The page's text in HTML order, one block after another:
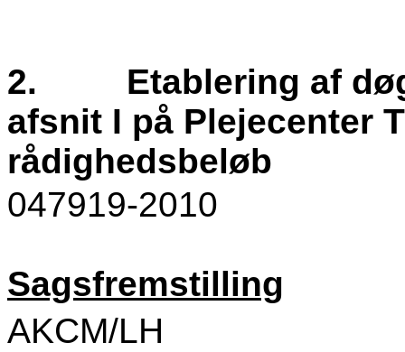
2.
Etablering af
afsnit I på Plejecenter
rådighedsbeløb
047919-2010
Sagsfremstilling
AKCM/LH